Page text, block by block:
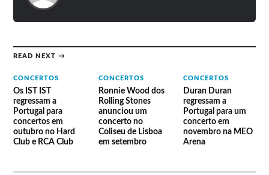
READ NEXT →
CONCERTOS
Os IST IST
regressam a
Portugal para
concertos em
outubro no Hard
Club e RCA Club
CONCERTOS
Ronnie Wood dos
Rolling Stones
anunciou um
concerto no
Coliseu de Lisboa
em setembro
CONCERTOS
Duran Duran
regressam a
Portugal para um
concerto em
novembro na MEO
Arena